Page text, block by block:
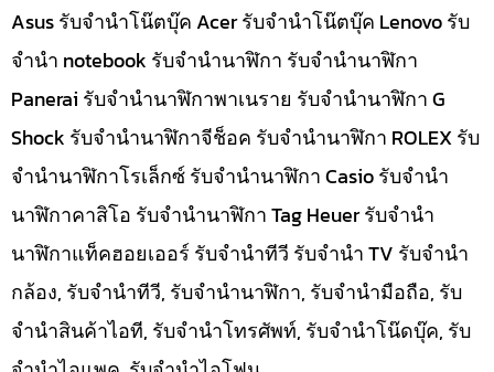
Asus รับจำนำโน๊ตบุ๊ค Acer รับจำนำโน๊ตบุ๊ค Lenovo รับ
จำนำ notebook รับจำนำนาฬิกา รับจำนำนาฬิกา
Panerai รับจำนำนาฬิกาพาเนราย รับจำนำนาฬิกา G
Shock รับจำนำนาฬิกาจีช็อค รับจำนำนาฬิกา ROLEX รับ
จำนำนาฬิกาโรเล็กซ์ รับจำนำนาฬิกา Casio รับจำนำ
นาฬิกาคาสิโอ รับจำนำนาฬิกา Tag Heuer รับจำนำ
นาฬิกาแท็คฮอยเออร์ รับจำนำทีวี รับจำนำ TV รับจำนำ
กล้อง, รับจำนำทีวี, รับจำนำนาฬิกา, รับจำนำมือถือ, รับ
จำนำสินค้าไอที, รับจำนำโทรศัพท์, รับจำนำโน๊ดบุ๊ค, รับ